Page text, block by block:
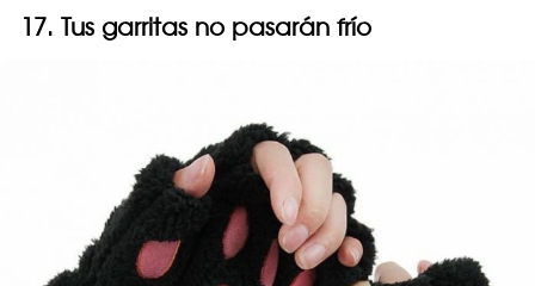
17. Tus garritas no pasarán frío